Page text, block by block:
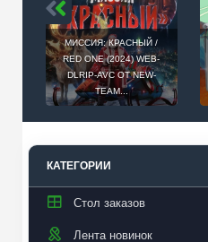
МИССИЯ: КРАСНЫЙ /
RED ONE (2024) WEB-
DLRIP-AVC ОТ NEW-
TEAM...
КАТЕГОРИИ
Стол заказов
Лента новинок